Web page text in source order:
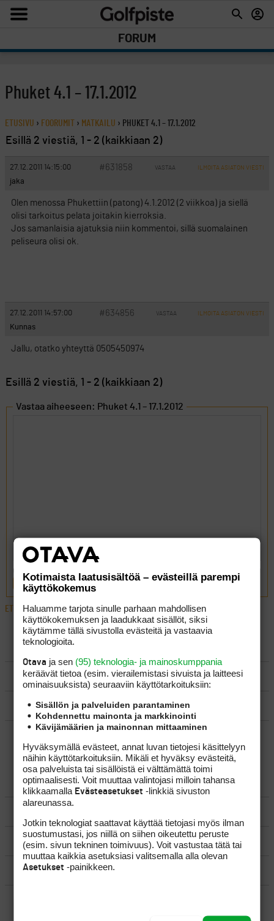
FORUM
Phuket 4.1 – 17.1.2012
ETUSIVU › FOORUMIT › MATKAILU › PHUKET 4.1 – 17.1.2012
Esillä 2 viestiä, 1 - 2 (kaikkiaan 2)
27.12.2011 14:15:00 #631858 VASTAA ILMOITA ASIATON VIESTI
jaka
Olen menossa Phukettiin (patong) 4.1.2012 (2 viikkoa) ja siellä
olisi tarkoitus pelata joitakin kierroksia.
Jos samanlaisia ajatuksia niin kommentoi, sillä suomalainen
peliseura olisi ok.
27.12.2011 14:57:00 #634856 VASTAA ILMOITA ASIATON VIESTI
Kunnas
Jallu, otatko yhteyttä 0505450974
Esillä 2 viestiä, 1 - 2 (kaikkiaan 2)
Vastaa aiheeseen: Phuket 4.1 – 17.1.2012
LÄHETÄ
ETUSIVU ›FOORUMIT ›MATKAILU › PHUKET 4.1 – 17.1.2012
LUO AIHE
SÄÄNNÖT
OHJEET
UUSIMMAT VIESTIKETJUT
YLEISTÄ
MATKAILU
KILPAGOLF & HARJOITTELU
Kotimaista laatusisältöä – evästeillä parempi
käyttökokemus
Haluamme tarjota sinulle parhaan mahdollisen
käyttökokemuksen ja laadukkaat sisällöt, siksi
käytämme tällä sivustolla evästeitä ja vastaavia
teknologioita.
Otava ja sen (95) teknologia- ja mainoskumppania
keräävät tietoa (esim. vierailemis­tasi sivuista ja laitteesi
ominaisuuk­sista) seuraaviin käyttötarkoituksiin:
Sisällön ja palveluiden parantaminen
Kohdennettu mainonta ja markkinointi
Kävijämäärien ja mainonnan mittaaminen
Hyväksymällä evästeet, annat luvan tietojesi käsittelyyn
näihin käyttötarkoituksiin. Mikäli et hyväksy evästeitä,
osa palveluista tai sisällöistä ei välttämättä toimi
optimaalisesti. Voit muuttaa valintojasi milloin tahansa
klikkaamalla Evästeasetukset -linkkiä sivuston
alareunassa.
Jotkin teknologiat saattavat käyttää tietojasi myös ilman
suostumustasi, jos niillä on siihen oikeutettu peruste
(esim. sivun tekninen toimivuus). Voit vastustaa tätä tai
muuttaa kaikkia asetuksiasi valitsemalla alla olevan
Asetukset -painikkeen.